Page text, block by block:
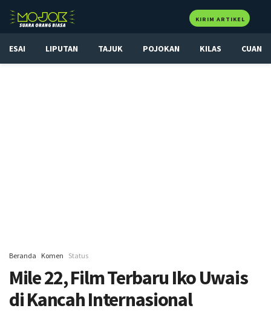
KIRIM ARTIKEL
ESAI LIPUTAN TAJUK POJOKAN KILAS CUAN
Beranda Komen Status
Mile 22, Film Terbaru Iko Uwais
di Kancah Internasional